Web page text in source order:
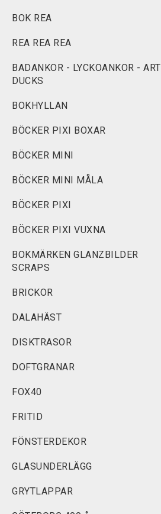
BOK REA
REA REA REA
BADANKOR - LYCKOANKOR - ART
DUCKS
BOKHYLLAN
BÖCKER PIXI BOXAR
BÖCKER MINI
BÖCKER MINI MÅLA
BÖCKER PIXI
BÖCKER PIXI VUXNA
BOKMÄRKEN GLANZBILDER
SCRAPS
BRICKOR
DALAHÄST
DISKTRASOR
DOFTGRANAR
FOX40
FRITID
FÖNSTERDEKOR
GLASUNDERLÄGG
GRYTLAPPAR